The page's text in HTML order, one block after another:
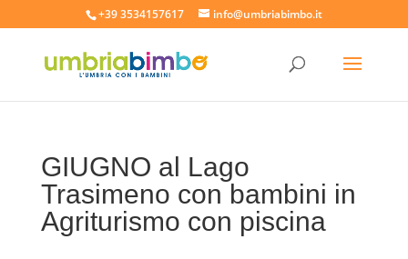
+39 3534157617 info@umbriabimbo.it
GIUGNO al Lago
Trasimeno con bambini in
Agriturismo con piscina